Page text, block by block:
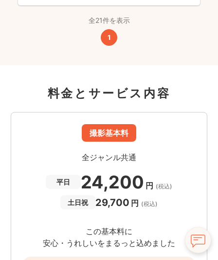
全21件を表示
1
料金とサービス内容
撮影基本料
全ジャンル共通
平日 24,200 円 (税込)
土日祝 29,700 円 (税込)
この基本料に
安心・うれしいをまるっと込めました